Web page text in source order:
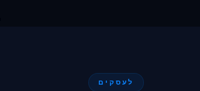
לעסקים